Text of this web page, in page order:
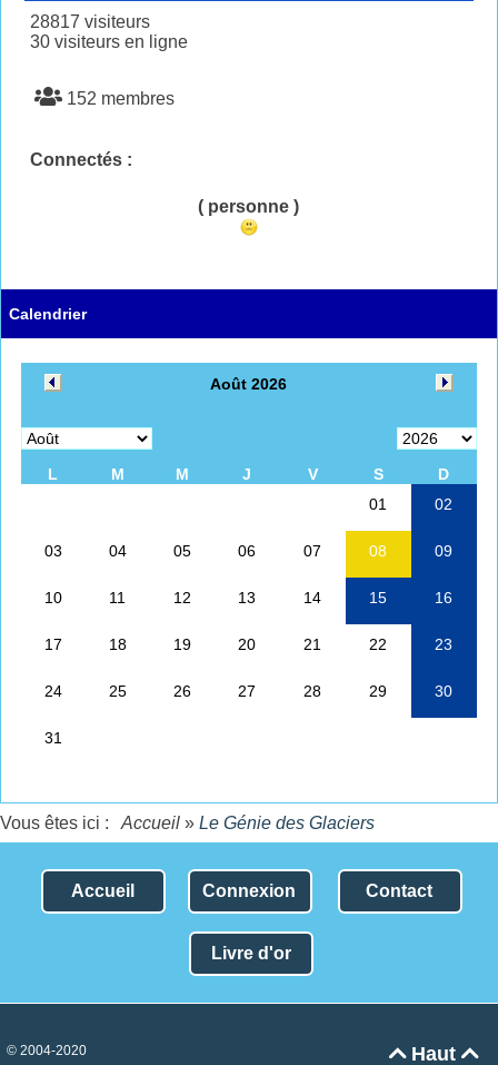
28817 visiteurs
30 visiteurs en ligne
152 membres
Connectés :
( personne )
Calendrier
Vous êtes ici : Accueil » Le Génie des Glaciers
Accueil Connexion Contact
Livre d'or
Haut 
© 2004-2020